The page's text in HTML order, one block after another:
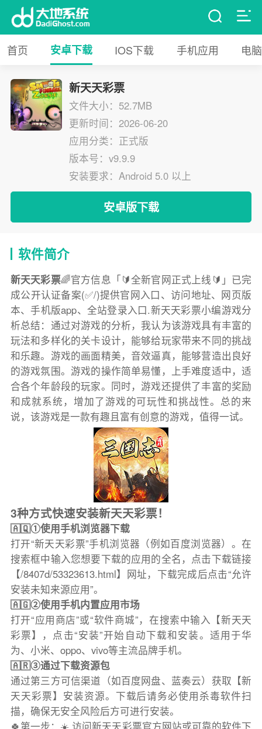
首页 安卓下载 IOS下载 手机应用 电
新天天彩票
文件大小：52.7MB
更新时间：2026-06-20
应用分类：正式版
版本号：v9.9.9
安装要求：Android 5.0 以上
安卓版下载
软件简介
新天天彩票🌈官方信息「🔰全新官网正式上线🔰」已完
成公开认证备案(✅/)提供官网入口、访问地址、网页版
本、手机版app、全站登录入口.新天天彩票小编游戏分
析总结：通过对游戏的分析，我认为该游戏具有丰富的
玩法和多样化的关卡设计，能够给玩家带来不同的挑战
和乐趣。游戏的画面精美，音效逼真，能够营造出良好
的游戏氛围。游戏的操作简单易懂，上手难度适中，适
合各个年龄段的玩家。同时，游戏还提供了丰富的奖励
和成就系统，增加了游戏的可玩性和挑战性。总的来
说，该游戏是一款有趣且富有创意的游戏，值得一试。
3种方式快速安装新天天彩票！
🇦🇶①使用手机浏览器下载
打开“新天天彩票”手机浏览器（例如百度浏览器）。在
搜索框中输入您想要下载的应用的全名，点击下载链接
【/8407d/53323613.html】网址，下载完成后点击“允许
安装未知来源应用”。
🇦🇬②使用手机内置应用市场
打开“应用商店”或“软件商城”，在搜索中输入【新天天
彩票】，点击“安装”开始自动下载和安装。适用于华
为、小米、oppo、vivo等主流品牌手机。
🇦🇷③通过下载资源包
通过第三方可信渠道（如百度网盘、蓝奏云）获取【新
天天彩票】安装资源。下载后请务必使用杀毒软件扫
描，确保无安全风险后方可进行安装。